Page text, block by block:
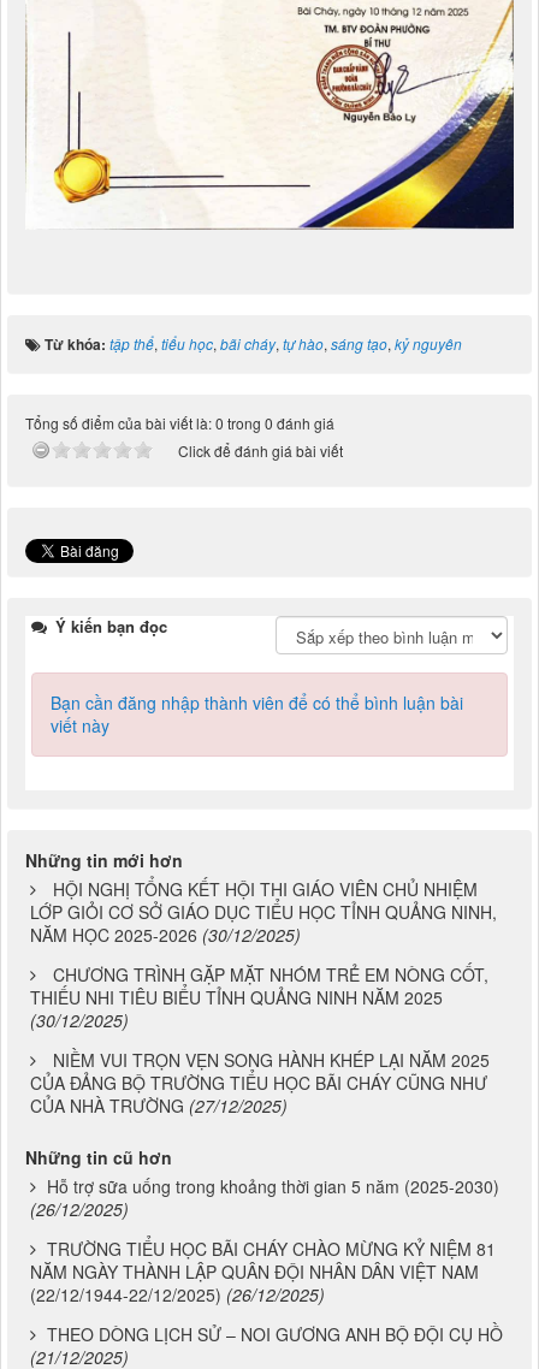
Từ khóa: tập thể tiểu học bãi cháy, tự hào sáng tạo kỷ nguyên
Tổng số điểm của bài viết là: 0 trong 0 đánh giá
Click để đánh giá bài viết
Ý kiến bạn đọc
Bạn cần đăng nhập thành viên để có thể bình luận bài
viết này
Những tin mới hơn
HỘI NGHỊ TỔNG KẾT HỘI THI GIÁO VIÊN CHỦ NHIỆM
LỚP GIỎI CƠ SỞ GIÁO DỤC TIỂU HỌC TỈNH QUẢNG NINH,
NĂM HỌC 2025-2026 (30/12/2025)
CHƯƠNG TRÌNH GẶP MẶT NHÓM TRẺ EM NÒNG CỐT,
THIẾU NHI TIÊU BIỂU TỈNH QUẢNG NINH NĂM 2025
(30/12/2025)
NIỀM VUI TRỌN VẸN SONG HÀNH KHÉP LẠI NĂM 2025
CỦA ĐẢNG BỘ TRƯỜNG TIỂU HỌC BÃI CHÁY CŨNG NHƯ
CỦA NHÀ TRƯỜNG (27/12/2025)
Những tin cũ hơn
Hỗ trợ sữa uống trong khoảng thời gian 5 năm (2025-2030)
(26/12/2025)
TRƯỜNG TIỂU HỌC BÃI CHÁY CHÀO MỪNG KỶ NIỆM 81
NĂM NGÀY THÀNH LẬP QUÂN ĐỘI NHÂN DÂN VIỆT NAM
(22/12/1944-22/12/2025) (26/12/2025)
THEO DÒNG LỊCH SỬ – NOI GƯƠNG ANH BỘ ĐỘI CỤ HỒ
(21/12/2025)